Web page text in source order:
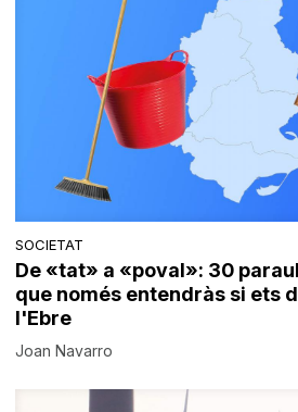
SOCIETAT
De «tat» a «poval»: 30
que només entendràs si ets
l'Ebre
Joan Navarro